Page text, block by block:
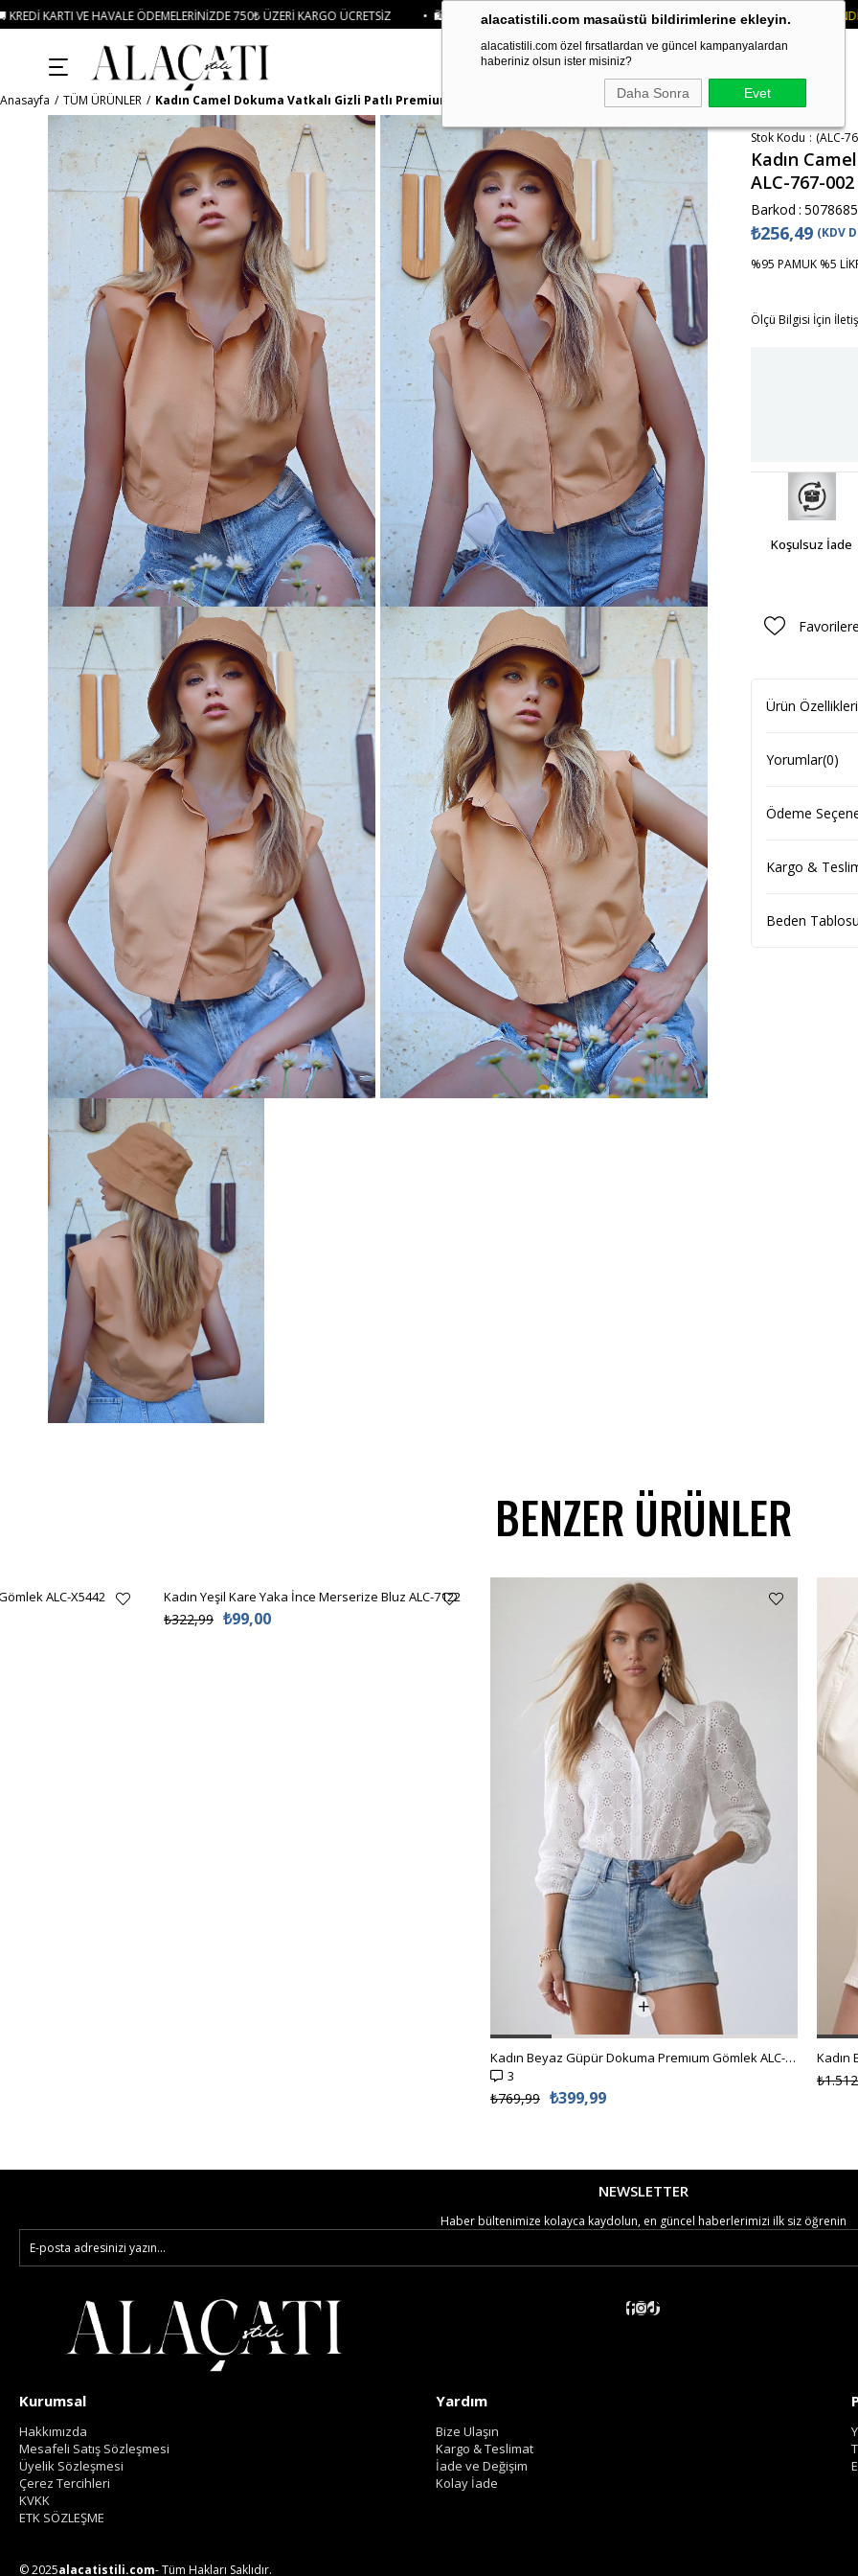
alacatistili.com masaüstü bildirimlerine ekleyin.
alacatistili.com özel fırsatlardan ve güncel kampanyalardan
haberiniz olsun ister misiniz?
Daha Sonra Evet
750₺ ÜZERI KARGO ÜCRETSIZ • 🛍️ YENI SEZON ÜRÜNLERINDE 2 ÜRÜN VE ÜZERI SIPARIŞLERDE SEPETTE%15 İNDIRIM • 🚚 KREDI
Anasayfa TÜM ÜRÜNLER Kadın Camel Dokuma Vatkalı Gizli Patlı Premium Gömlek ALC-767-002
Stok Kodu (ALC-
Kadın
ALC-767-002
Barkod :
₺256,49 (KDV
%95 PAMUK %5
Ölçü Bilgisi İçin
Koşulsuz İade
Ürün Özellikleri
Yorumlar(0)
Ödeme
Kargo &
Beden Tablosu
BENZER ÜRÜNLER
ALC-X5442 Kadın Yeşil Kare Yaka İnce Merserize Bluz ALC-7122
₺99,00
₺322,99
Kadın Beyaz Güpür Dokuma Premıum Gömlek ALC-X4366
3
₺399,99
₺769,99
NEWSLETTER
Haber bültenimize kolayca kaydolun, en güncel haberlerimizi ilk siz öğrenin
Kurumsal
Hakkımızda
Mesafeli Satış Sözleşmesi
Üyelik Sözleşmesi
Çerez Tercihleri
KVKK
ETK SÖZLEŞME
Yardım
Bize Ulaşın
Kargo & Teslimat
İade ve Değişim
Kolay İade
© 2025alacatistili.com- Tüm Hakları Saklıdır.